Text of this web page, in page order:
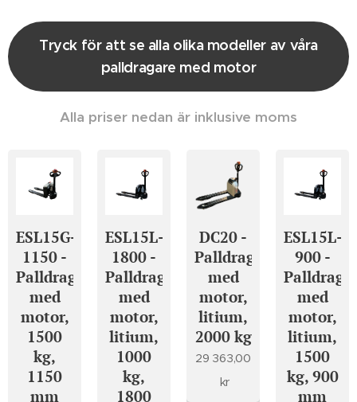
Tryck för att se alla olika modeller av våra
palldragare med motor
Alla priser nedan är inklusive moms
ESL15G-
1150 -
Palldragare
med
motor,
1500
kg,
1150
mm
ESL15L-
1800 -
Palldragare
med
motor,
litium,
1000
kg,
1800
DC20 -
Palldragare
med
motor,
litium,
2000 kg
29 363,00
kr
ESL15L-
900 -
med
motor,
litium,
1500
kg, 900
mm